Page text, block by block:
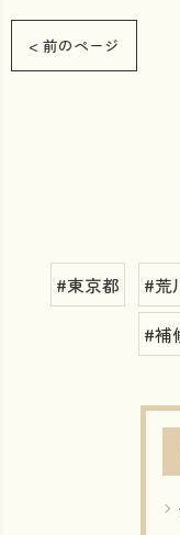
< 前のページ
#東京都 #荒
#補